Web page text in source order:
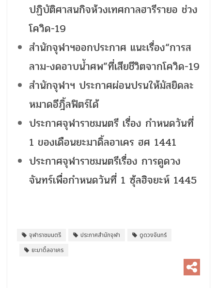
ปฏิบัติศาสนกิจห้วงเทศกาลฮารีรายอ ช่วง
โควิด-19
สำนักจุฬาฯออกประกาศ แนะเรื่อง“การส
ลาม-งดอาบน้ำศพ”ที่เสียชีวิตจากโควิด-19
สำนักจุฬาฯ ประกาศผ่อนปรนให้มัสยิดละ
หมาดอีฎิ้ลฟิตร์ได้
ประกาศจุฬาราชมนตรี เรื่อง กำหนดวันที่
1 ของเดือนยะมาดิ้ลอาเคร ฮศ 1441
ประกาศจุฬาราชมนตรีเรื่อง การดูดวง
จันทร์เพื่อกำหนดวันที่ 1 ซุ้ลฮิจยะห์ 1445
จุฬาราชมนตรี ประกาศสำนักจุฬา
ดูดวงจันทร์
ยะมาดิ้ลอาเคร